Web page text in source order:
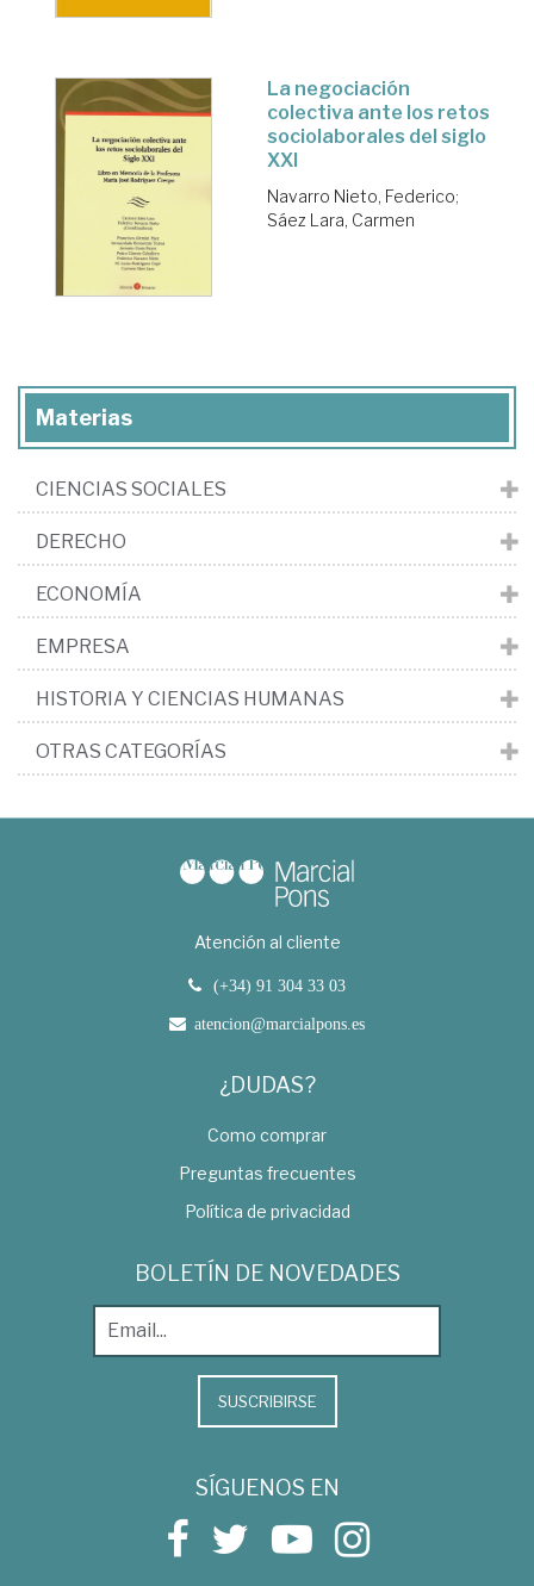
La negociación
colectiva ante los retos
sociolaborales del siglo
XXI
Navarro Nieto, Federico;
Sáez Lara, Carmen
Materias
CIENCIAS SOCIALES
DERECHO
ECONOMÍA
EMPRESA
HISTORIA Y CIENCIAS HUMANAS
OTRAS CATEGORÍAS
Atención al cliente
(+34) 91 304 33 03
atencion@marcialpons.es
¿DUDAS?
Como comprar
Preguntas frecuentes
Política de privacidad
BOLETÍN DE NOVEDADES
SUSCRIBIRSE
SÍGUENOS EN